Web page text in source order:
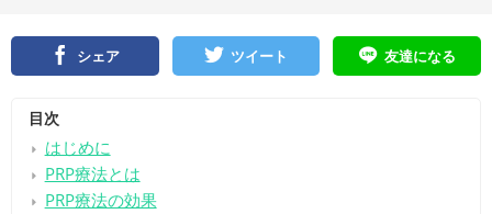
シェア ツイート 友達になる
目次
はじめに
PRP療法とは
PRP療法の効果